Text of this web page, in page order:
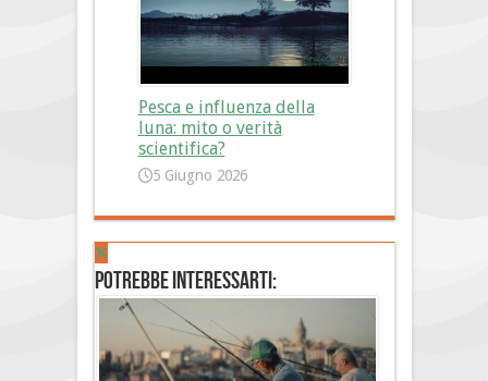
Pesca e influenza della
luna: mito o verità
scientifica?
5 Giugno 2026
Potrebbe interessarti: